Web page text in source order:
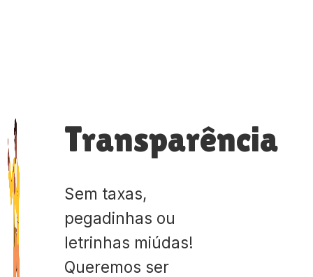
Transparência
Sem taxas,
pegadinhas ou
letrinhas miúdas!
Queremos ser